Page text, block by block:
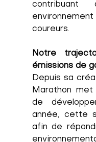
coureurs.
Notre
émissions de
Depuis sa
Marathon
de
année, cette
afin de